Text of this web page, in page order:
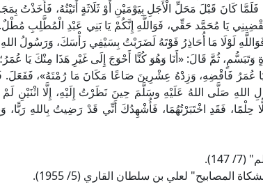
فَلَمَّا كَانَ قَبْلَ مَحَلِّ الْأَجَلِ بِيَوْمَيْنِ أَوْ ثَلَاثَةٍ أَتَيْتُهُ، فَأَخَذْتُ
يَا مُحَمَّد حَقِّي، فَوَاللَّهِ إِنَّكُمْ يَا بَنِي عَبْدِ الْمُطَّلِبِ
لَوْلَا مَا أُحَاذِرُ فَوْتَهُ لَضَرَبْتُ بِسَيْفِي رَأْسَكَ، وَرَسُولُ
ثُمَّ قَالَ: «أَنَا وَهُوَ كُنَّا أَحْوَجَ إِلَى غَيْرِ هَذَا مِنْكَ يَا عُمَرُ؛
عُمَرُ فَاقْضِهِ، وَزِدْهُ عِشْرِينَ صَاعًا مَكَانَ مَا رُمْتَهُ»، فَفَعَلَ.
صَلَّى اللهُ عَلَيْهِ وسَلَّمَ حِينَ نَظَرْتُ إِلَيْهِ، إِلَّا اثْنَيْنِ لَمْ
حِلْمًا، فَقَدِ اخْتَبَرْتُهُمَا، فَأُشْهِدُكَ أَنِّي قَدْ رَضِيتُ بِاللهِ رَبًّا،
المصابيح" لعلي بن سلطان القاري (5/ 1955).